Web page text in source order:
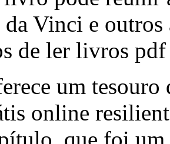
Vinci e outros
de ler livros pdf
um tesouro
online